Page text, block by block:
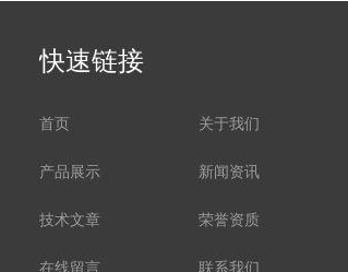
快速链接
首页 关于我们
产品展示 新闻资讯
技术文章 荣誉资质
在线留言 联系我们